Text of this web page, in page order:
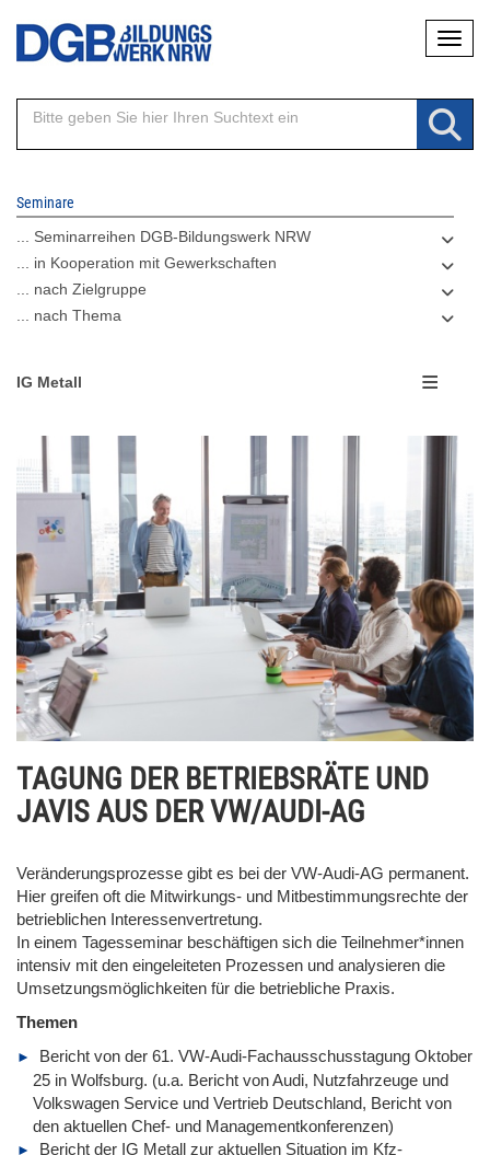
Direkt
Inhalt
Seminare
... Seminarreihen DGB-Bildungswerk NRW
... in Kooperation mit Gewerkschaften
... nach Zielgruppe
... nach Thema
IG Metall
TAGUNG DER BETRIEBSRÄTE UND
JAVIS AUS DER VW/AUDI-AG
Veränderungsprozesse gibt es bei der VW-Audi-AG permanent.
Hier greifen oft die Mitwirkungs- und Mitbestimmungsrechte der
betrieblichen Interessenvertretung.
In einem Tagesseminar beschäftigen sich die Teilnehmer*innen
intensiv mit den eingeleiteten Prozessen und analysieren die
Umsetzungsmöglichkeiten für die betriebliche Praxis.
Themen
Bericht von der 61. VW-Audi-Fachausschusstagung Oktober
25 in Wolfsburg. (u.a. Bericht von Audi, Nutzfahrzeuge und
Volkswagen Service und Vertrieb Deutschland, Bericht von
den aktuellen Chef- und Managementkonferenzen)
Bericht der IG Metall zur aktuellen Situation im Kfz-